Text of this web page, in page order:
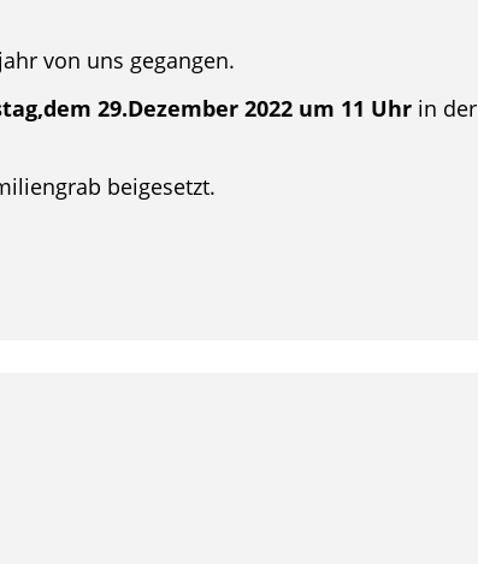
von uns gegangen.
29.Dezember 2022 um 11 Uhr in der
beigesetzt.